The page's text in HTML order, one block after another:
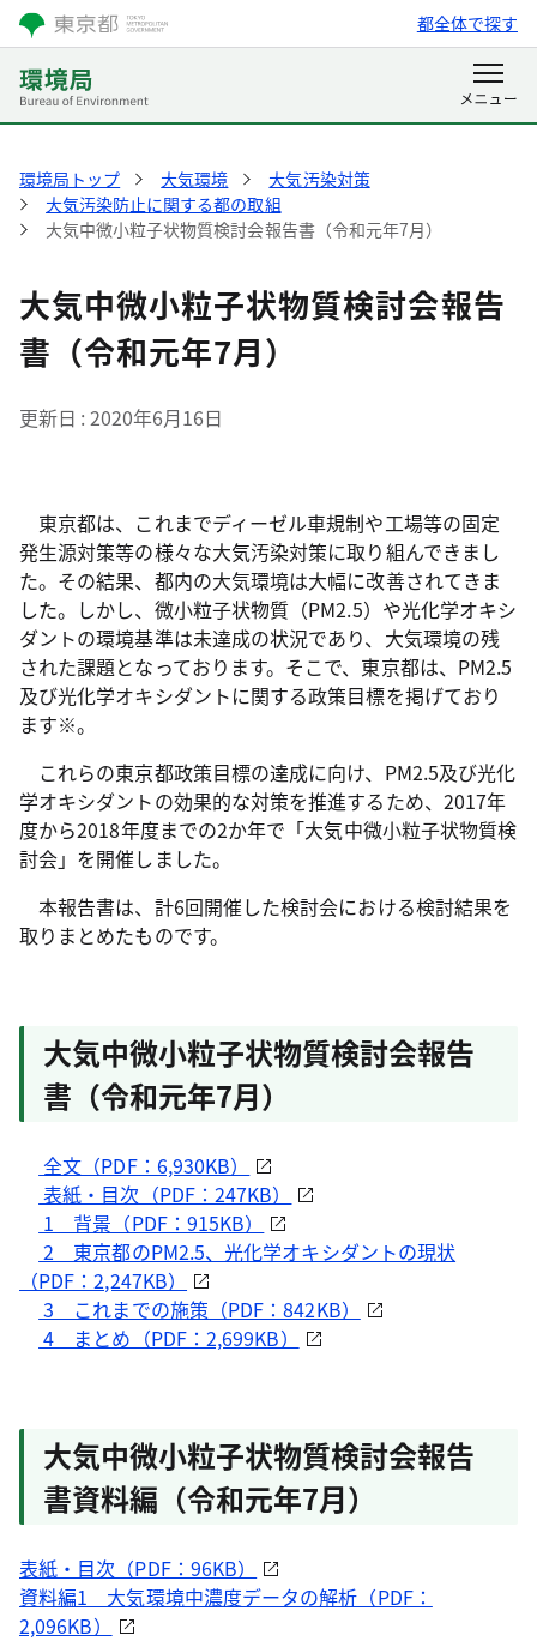
都全体で探す
環境局トップ 大気環境
大気汚染対策
大気汚染防止に関する都の取組
大気中微小粒子状物質検討会報告書（令和元年7月）
大気中微小粒子状物質検討会報告
書（令和元年7月）
更新日 2020年6月16日
東京都は、これまでディーゼル車規制や工場等の固定
発生源対策等の様々な大気汚染対策に取り組んできまし
た。その結果、都内の大気環境は大幅に改善されてきま
した。しかし、微小粒子状物質（PM2.5）や光化学オキシ
ダントの環境基準は未達成の状況であり、大気環境の残
された課題となっております。そこで、東京都は、PM2.5
及び光化学オキシダントに関する政策目標を掲げており
ます※。
これらの東京都政策目標の達成に向け、PM2.5及び光化
学オキシダントの効果的な対策を推進するため、2017年
度から2018年度までの2か年で「大気中微小粒子状物質検
討会」を開催しました。
本報告書は、計6回開催した検討会における検討結果を
取りまとめたものです。
大気中微小粒子状物質検討会報告
書（令和元年7月）
全文（PDF：6,930KB）
表紙・目次（PDF：247KB）
1 背景（PDF：915KB）
2 東京都のPM2.5、光化学オキシダントの現状
（PDF：2,247KB）
3 これまでの施策（PDF：842KB）
4 まとめ（PDF：2,699KB）
大気中微小粒子状物質検討会報告
書資料編（令和元年7月）
表紙・目次（PDF：96KB）
資料編1 大気環境中濃度データの解析（PDF：
2,096KB）